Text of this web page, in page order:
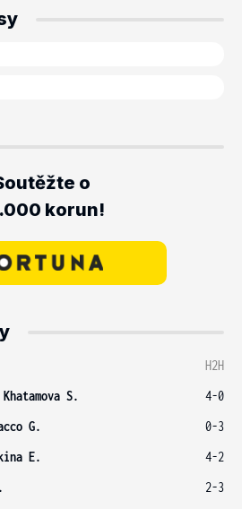
o
korun!
H2H
Khatamova S.
4-0
G.
0-3
E.
4-2
2-3